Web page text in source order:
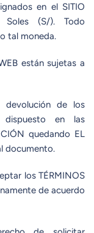
en el SITIO
Soles (S/). Todo
tal moneda.
están sujetas a
de los
en las
quedando EL
documento.
los TÉRMINOS
de acuerdo